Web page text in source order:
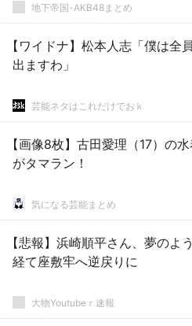
地下帝国-AKB48まとめ
【ワイドナ】松本人志「僕は全
出ますわ」
芸能ネタはこれだけでおｋ
【画像8枚】古田愛理（17）の
がタマラン！
気になる芸能まとめ
【悲報】浜崎順平さん、夢のよ
経て座敷牢へ逆戻りに
大物Youtubeｒ速報